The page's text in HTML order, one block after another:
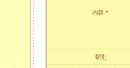
内容＊
類別